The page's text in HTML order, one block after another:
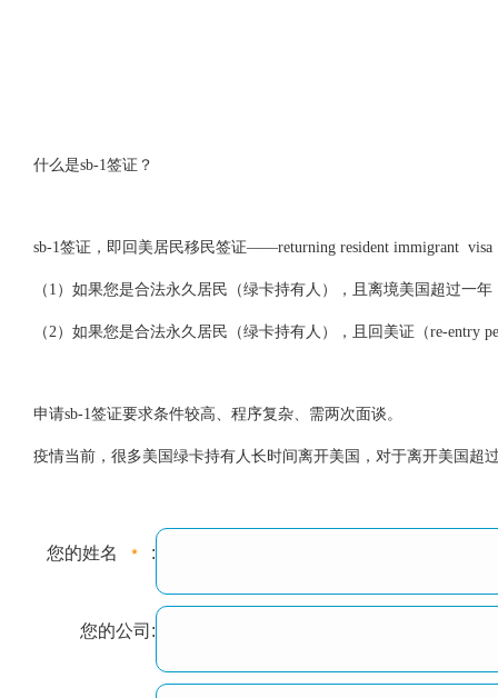
什么是sb-1签证？
sb-1签证，即回美居民移民签证——returning resident immigrant
（1）如果您是合法永久居民（绿卡持有人），且离境美国超过一年
（2）如果您是合法永久居民（绿卡持有人），且回美证（re-entry
申请sb-1签证要求条件较高、程序复杂、需两次面谈。
疫情当前，很多美国绿卡持有人长时间离开美国，对于离开美国超
您的姓名 :
您的公司: